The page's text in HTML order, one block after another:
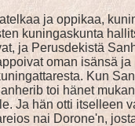
ja oppikaa,
kuningaskunta
ja Perusdekistä
oman isänsä
Kun
toi hänet
Ja hän otti itselleen
nai Dorone'n,